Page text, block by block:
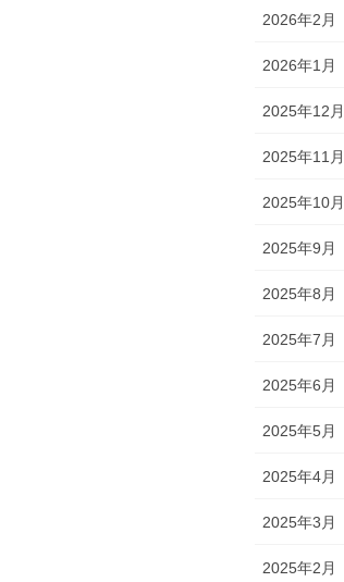
2026年2月
2026年1月
2025年12月
2025年11月
2025年10月
2025年9月
2025年8月
2025年7月
2025年6月
2025年5月
2025年4月
2025年3月
2025年2月